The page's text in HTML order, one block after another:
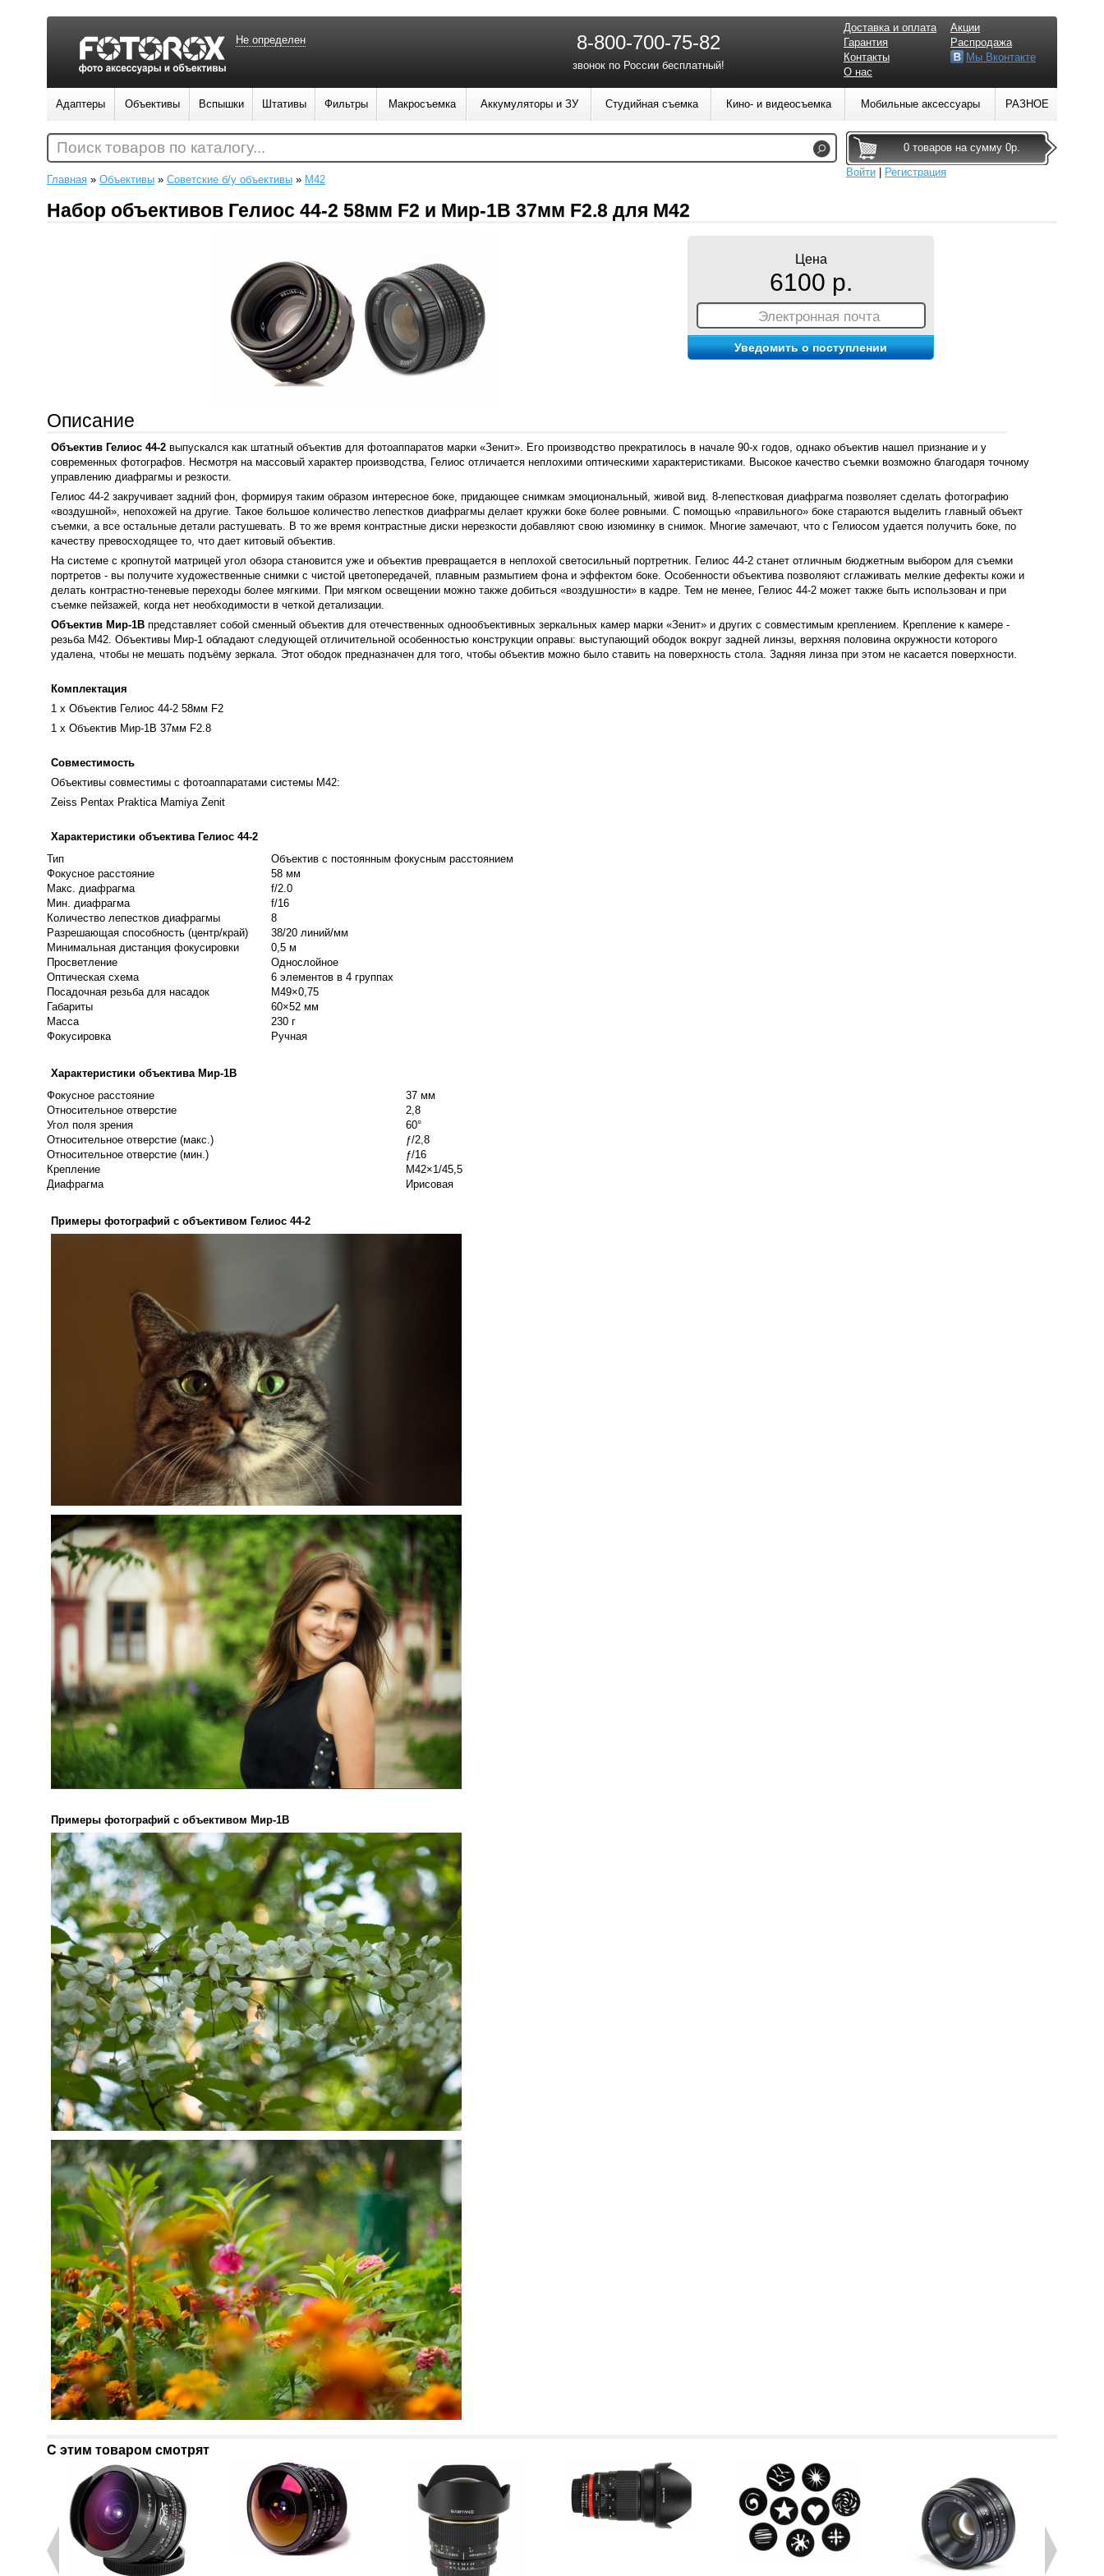
Главная » Объективы » Советские б/у объективы » M42
Набор объективов Гелиос 44-2 58мм F2 и Мир-1В 37мм F2.8 для M42
Цена
6100 р.
Электронная почта
Описание
Объектив Гелиос 44-2 выпускался как штатный объектив для фотоаппаратов марки «Зенит». Его производство прекратилось в начале 90-х годов, однако объектив нашел признание и у
современных фотографов. Несмотря на массовый характер производства, Гелиос отличается неплохими оптическими характеристиками. Высокое качество съемки возможно благодаря точному
управлению диафрагмы и резкости.
Гелиос 44-2 закручивает задний фон, формируя таким образом интересное боке, придающее снимкам эмоциональный, живой вид. 8-лепестковая диафрагма позволяет сделать фотографию
«воздушной», непохожей на другие. Такое большое количество лепестков диафрагмы делает кружки боке более ровными. С помощью «правильного» боке стараются выделить главный объект
съемки, а все остальные детали растушевать. В то же время контрастные диски нерезкости добавляют свою изюминку в снимок. Многие замечают, что с Гелиосом удается получить боке, по
качеству превосходящее то, что дает китовый объектив.
На системе с кропнутой матрицей угол обзора становится уже и объектив превращается в неплохой светосильный портретник. Гелиос 44-2 станет отличным бюджетным выбором для съемки
портретов - вы получите художественные снимки с чистой цветопередачей, плавным размытием фона и эффектом боке. Особенности объектива позволяют сглаживать мелкие дефекты кожи и
делать контрастно-теневые переходы более мягкими. При мягком освещении можно также добиться «воздушности» в кадре. Тем не менее, Гелиос 44-2 может также быть использован и при
съемке пейзажей, когда нет необходимости в четкой детализации.
Объектив Мир-1В представляет собой сменный объектив для отечественных однообъективных зеркальных камер марки «Зенит» и других с совместимым креплением. Крепление к камере -
резьба М42. Объективы Мир-1 обладают следующей отличительной особенностью конструкции оправы: выступающий ободок вокруг задней линзы, верхняя половина окружности которого
удалена, чтобы не мешать подъёму зеркала. Этот ободок предназначен для того, чтобы объектив можно было ставить на поверхность стола. Задняя линза при этом не касается поверхности.
Комплектация
1 х Объектив Гелиос 44-2 58мм F2
1 х Объектив Мир-1В 37мм F2.8
Совместимость
Объективы совместимы с фотоаппаратами системы М42:
Zeiss Pentax Praktica Mamiya Zenit
Характеристики объектива Гелиос 44-2
Тип
Объектив c постоянным фокусным расстоянием
Фокусное расстояние
58 мм
Макс. диафрагма
f/2.0
Мин. диафрагма
f/16
Количество лепестков диафрагмы
8
Разрешающая способность (центр/край)
38/20 линий/мм
Минимальная дистанция фокусировки
0,5 м
Просветление
Однослойное
Оптическая схема
6 элементов в 4 группах
Посадочная резьба для насадок
М49×0,75
Габариты
60×52 мм
Масса
230 г
Фокусировка
Ручная
Характеристики объектива Мир-1В
Фокусное расстояние
37 мм
Относительное отверстие
2,8
Угол поля зрения
60°
Относительное отверстие (макс.)
ƒ/2,8
Относительное отверстие (мин.)
ƒ/16
Крепление
М42×1/45,5
Диафрагма
Ирисовая
Примеры фотографий с объективом Гелиос 44-2
Примеры фотографий с объективом Мир-1В
С этим товаром смотрят
Не определен 8-800-700-75-82
звонок по России бесплатный!
Доставка и оплата
Гарантия
Контакты
О нас
Акции
Распродажа
Мы Вконтакте
Адаптеры Объективы Вспышки Штативы Фильтры Макросъемка Аккумуляторы и ЗУ Студийная съемка Кино- и видеосъемка Мобильные аксессуары РАЗНОЕ
0 товаров на сумму 0р.
Войти
Регистрация
Поиск товаров по каталогу...